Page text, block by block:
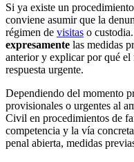
Si ya existe un
conviene asumir que la
régimen de visitas o
expresamente las medidas
anterior y explicar por qué el
respuesta urgente.
Dependiendo del momento
provisionales o urgentes al
Civil en procedimientos de
competencia y la vía
penal abierta, medidas